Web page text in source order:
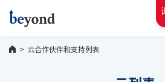
云合作伙伴和支持列表